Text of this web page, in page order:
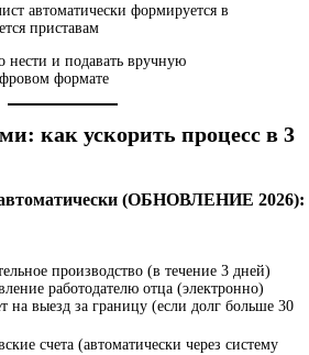
автоматически формируется в
приставам
и подавать вручную
формате
как ускорить процесс в 3
(ОБНОВЛЕНИЕ 2026):
производство (в течение 3 дней)
работодателю отца (электронно)
на выезд за границу (если долг больше 30
счета (автоматически через систему